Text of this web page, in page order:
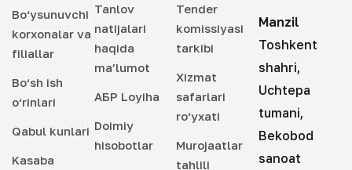
Bo‘ysunuvchi
korxonalar va
filiallar
Bo‘sh ish
o‘rinlari
Qabul kunlari
Kasaba
Tanlov
natijalari
haqida
ma’lumot
АБР Loyiha
Doimiy
hisobotlar
Tender
komissiyasi
tarkibi
Xizmat
safarlari
ro‘yxati
Murojaatlar
tahlili
Manzil
Toshkent
shahri,
Uchtepa
tumani,
Bekobod
sanoat